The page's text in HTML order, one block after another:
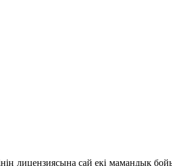
лицензиясына сай екі мамандық